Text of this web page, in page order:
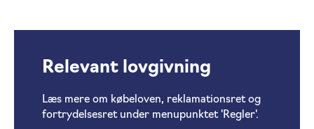
Relevant lovgivning
Læs mere om købeloven, reklamationsret og
fortrydelsesret under menupunktet 'Regler'.